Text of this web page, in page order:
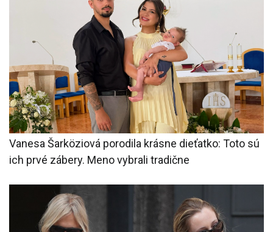
Vanesa Šarköziová porodila krásne dieťatko: Toto sú
ich prvé zábery. Meno vybrali tradične